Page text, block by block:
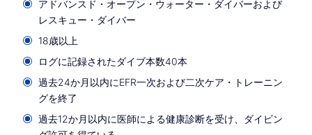
アドバンスド・オープン・ウォーター・ダイバーおよび
レスキュー・ダイバー
18歳以上
ログに記録されたダイブ本数40本
過去24か月以内にEFR一次および二次ケア・トレーニン
グを終了
過去12か月以内に医師による健康診断を受け、ダイビン